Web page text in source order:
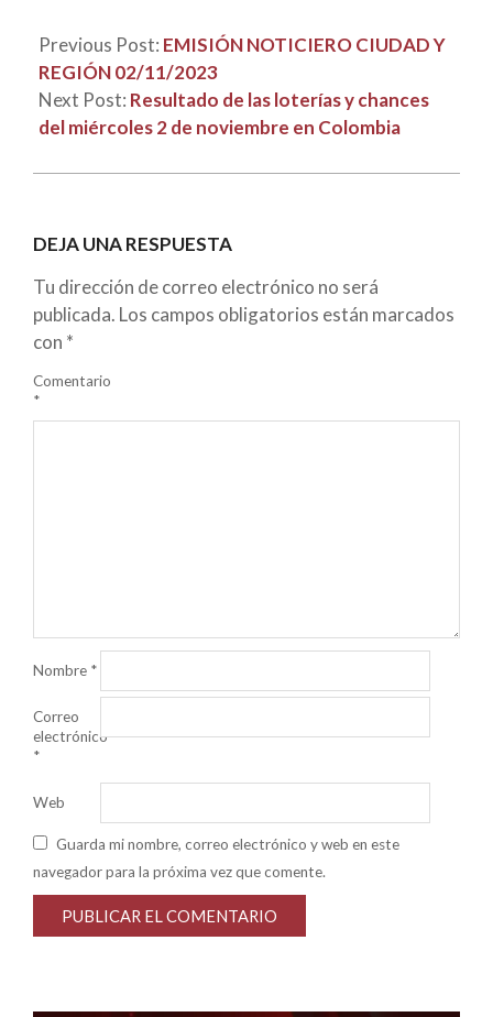
Previous Post: EMISIÓN NOTICIERO CIUDAD Y
REGIÓN 02/11/2023
Next Post: Resultado de las loterías y chances
del miércoles 2 de noviembre en Colombia
DEJA UNA RESPUESTA
Tu dirección de correo electrónico no será
publicada. Los campos obligatorios están marcados
con *
Comentario
*
Nombre *
Correo
electrónico
*
Web
Guarda mi nombre, correo electrónico y web en este
navegador para la próxima vez que comente.